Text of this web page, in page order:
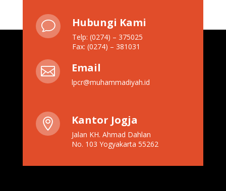
v Hubungi Kami
Telp: (0274) – 375025
Fax: (0274) – 381031
 Email
lpcr@muhammadiyah.id
 Kantor Jogja
Jalan KH. Ahmad Dahlan
No. 103 Yogyakarta 55262